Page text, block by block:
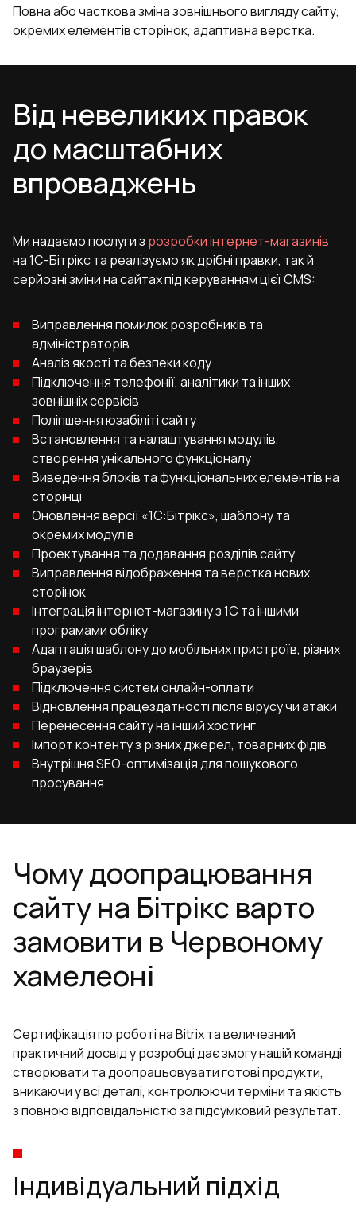
Повна або часткова зміна зовнішнього вигляду сайту,
окремих елементів сторінок, адаптивна верстка.
Від невеликих правок
до масштабних
впроваджень
Ми надаємо послуги з розробки інтернет-магазинів
на 1С-Бітрікс та реалізуємо як дрібні правки, так й
серйозні зміни на сайтах під керуванням цієї CMS:
Виправлення помилок розробників та
адміністраторів
Аналіз якості та безпеки коду
Підключення телефонії, аналітики та інших
зовнішніх сервісів
Поліпшення юзабіліті сайту
Встановлення та налаштування модулів,
створення унікального функціоналу
Виведення блоків та функціональних елементів на
сторінці
Оновлення версії «1С:Бітрікс», шаблону та
окремих модулів
Проектування та додавання розділів сайту
Виправлення відображення та верстка нових
сторінок
Інтеграція інтернет-магазину з 1С та іншими
програмами обліку
Адаптація шаблону до мобільних пристроїв, різних
браузерів
Підключення систем онлайн-оплати
Відновлення працездатності після вірусу чи атаки
Перенесення сайту на інший хостинг
Імпорт контенту з різних джерел, товарних фідів
Внутрішня SEO-оптимізація для пошукового
просування
Чому доопрацювання
сайту на Бітрікс варто
замовити в Червоному
хамелеоні
Сертифікація по роботі на Bitrix та величезний
практичний досвід у розробці дає змогу нашій команді
створювати та доопрацьовувати готові продукти,
вникаючи у всі деталі, контролюючи терміни та якість
з повною відповідальністю за підсумковий результат.
Індивідуальний підхід